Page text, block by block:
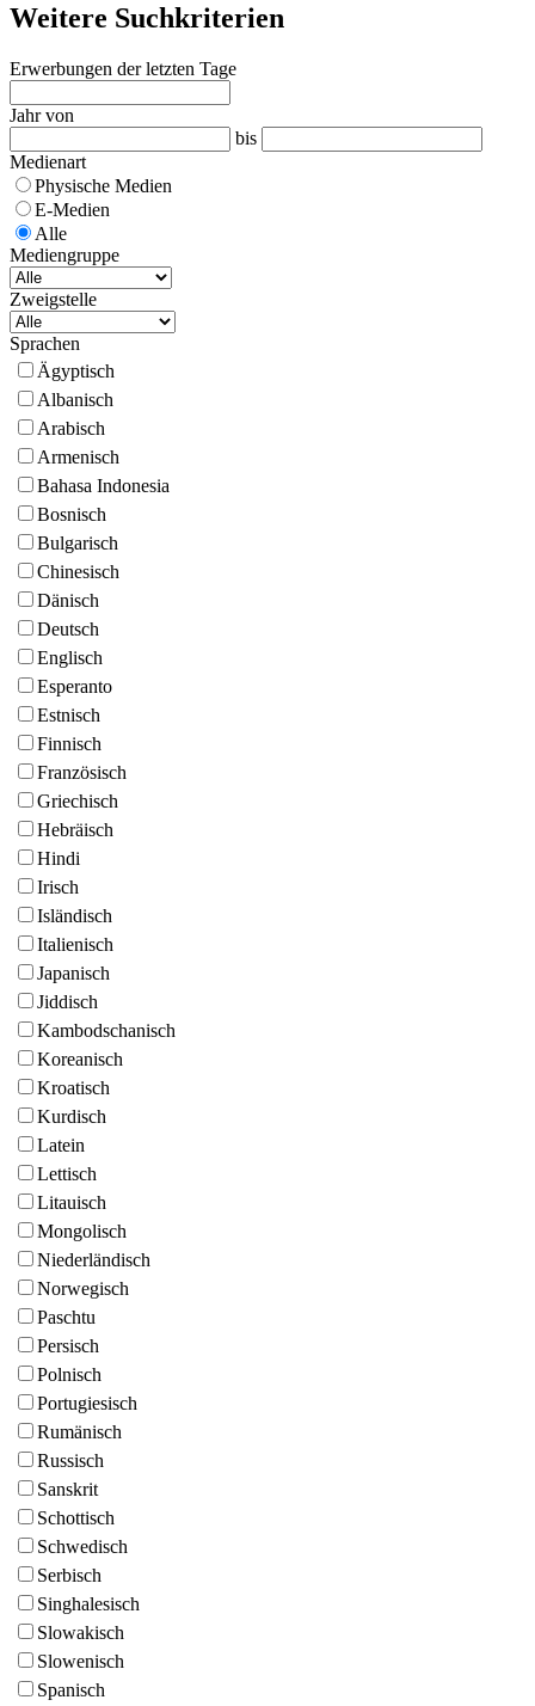
Weitere Suchkriterien
Erwerbungen der letzten Tage
Jahr von
bis
Medienart
Physische Medien
E-Medien
Alle
Mediengruppe
Zweigstelle
Sprachen
Ägyptisch
Albanisch
Arabisch
Armenisch
Bahasa Indonesia
Bosnisch
Bulgarisch
Chinesisch
Dänisch
Deutsch
Englisch
Esperanto
Estnisch
Finnisch
Französisch
Griechisch
Hebräisch
Hindi
Irisch
Isländisch
Italienisch
Japanisch
Jiddisch
Kambodschanisch
Koreanisch
Kroatisch
Kurdisch
Latein
Lettisch
Litauisch
Mongolisch
Niederländisch
Norwegisch
Paschtu
Persisch
Polnisch
Portugiesisch
Rumänisch
Russisch
Sanskrit
Schottisch
Schwedisch
Serbisch
Singhalesisch
Slowakisch
Slowenisch
Spanisch